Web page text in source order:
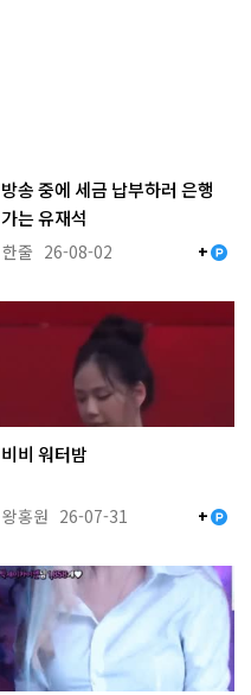
방송 중에 세금 납부하러 은행
가는 유재석
한줄 26-08-02 +
비비 워터밤
왕홍원 26-07-31 +